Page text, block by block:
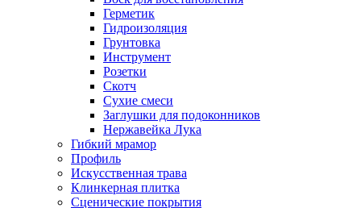
Герметик
Гидроизоляция
Грунтовка
Инструмент
Розетки
Скотч
Сухие смеси
Заглушки для подоконников
Нержавейка Лука
Гибкий мрамор
Профиль
Искусственная трава
Клинкерная плитка
Сценические покрытия